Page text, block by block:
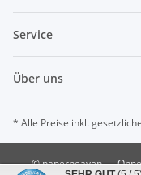
Service
Über uns
* Alle Preise inkl.
© paperheaven